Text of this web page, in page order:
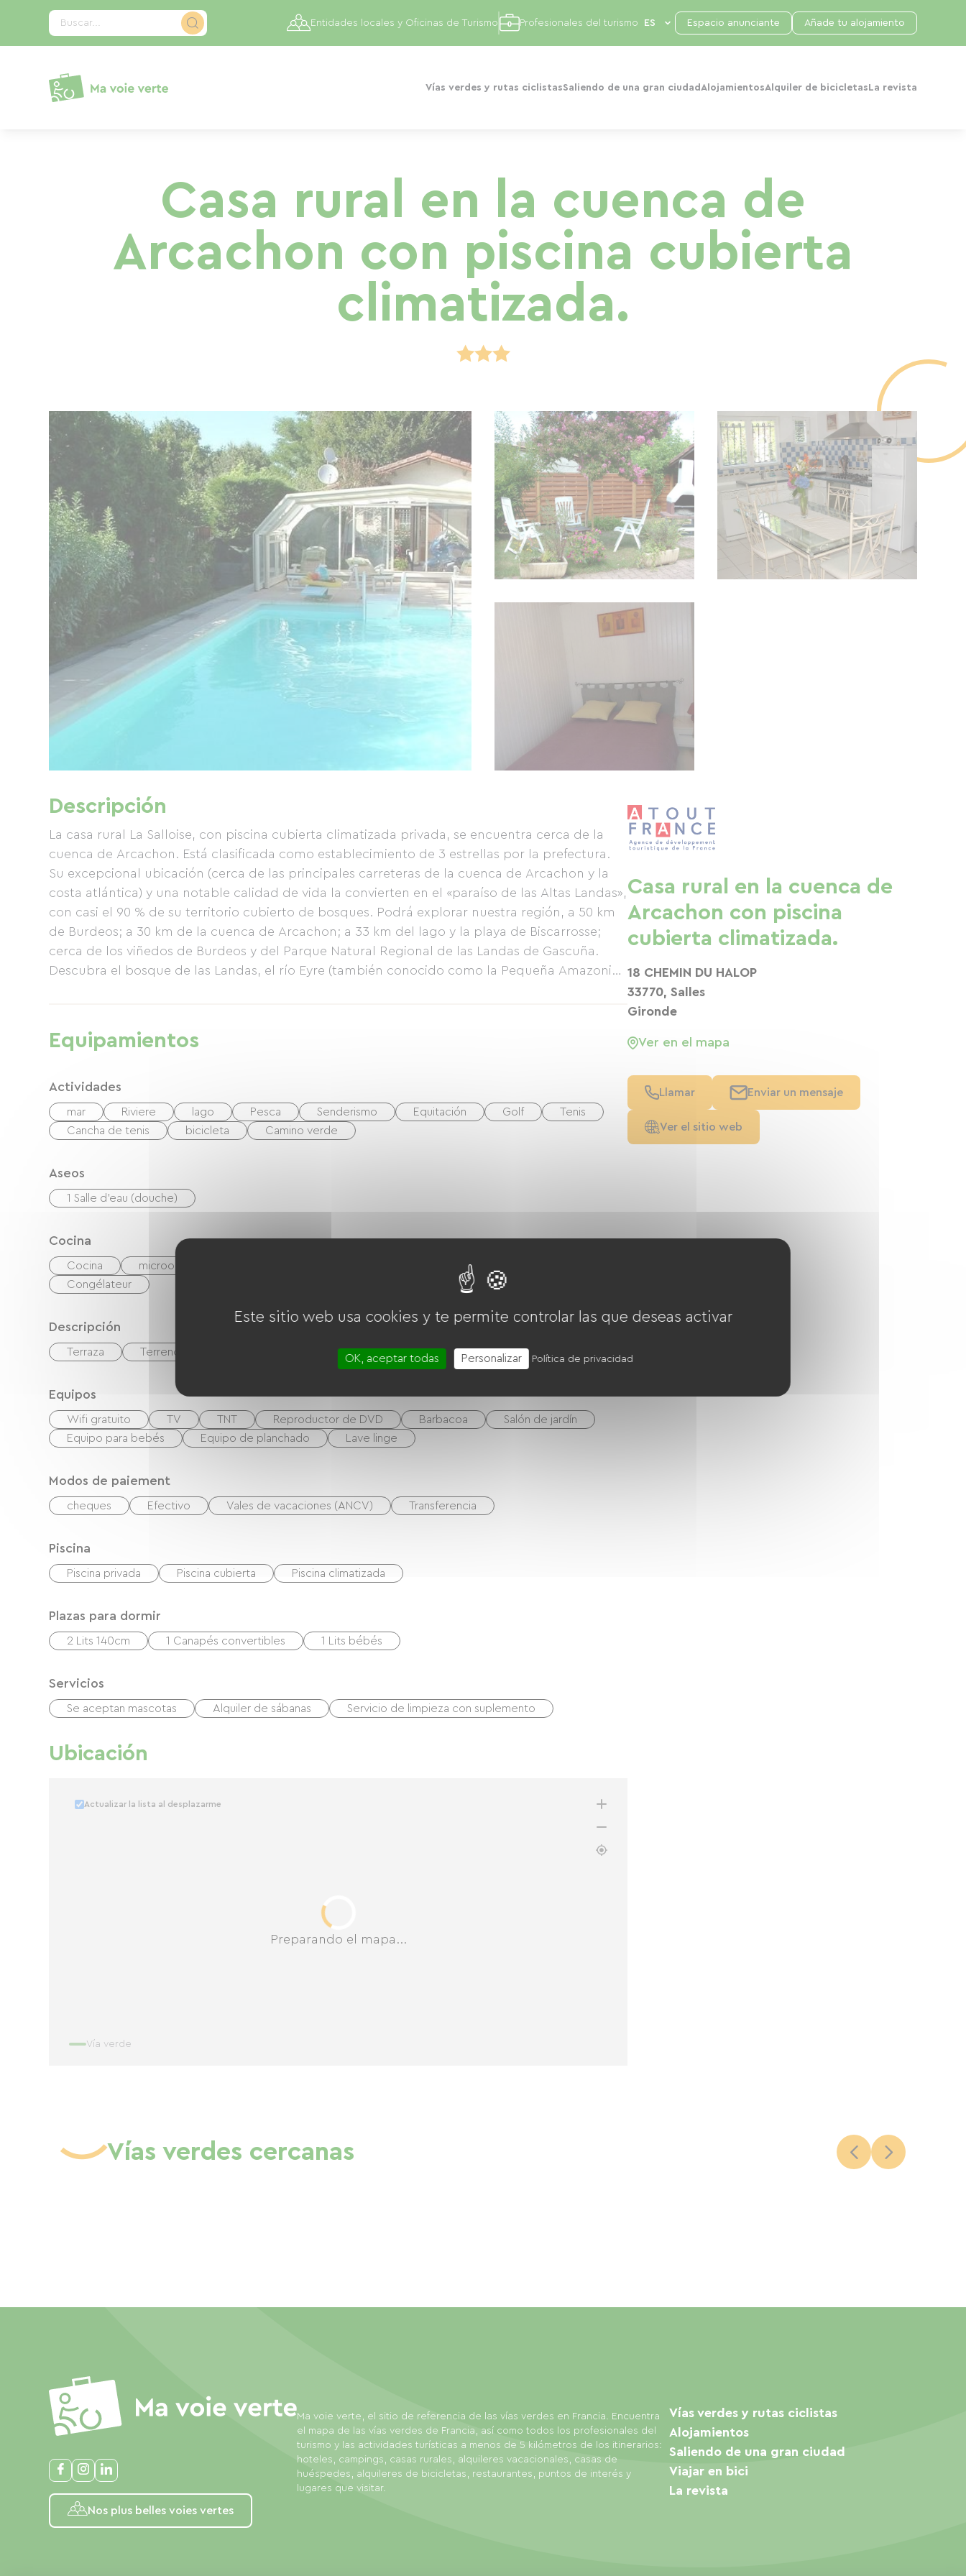
Buscar...
Vías verdes y rutas ciclistasSaliendo de una gran ciudad AlojamientosAlquiler de bicicletas La revista
Entidades locales y Oficinas de Turismo Profesionales del turismo Espacio anunciante Añade tu alojamiento
Casa rural en la cuenca de
Arcachon con piscina cubierta
climatizada.
Descripción
La casa rural La Salloise, con piscina cubierta climatizada privada, se encuentra cerca de la
cuenca de Arcachon. Está clasificada como establecimiento de 3 estrellas por la prefectura.
Su excepcional ubicación (cerca de las principales carreteras de la cuenca de Arcachon y la
costa atlántica) y una notable calidad de vida la convierten en el «paraíso de las Altas Landas»,
con casi el 90 % de su territorio cubierto de bosques. Podrá explorar nuestra región, a 50 km
de Burdeos; a 30 km de la cuenca de Arcachon; a 33 km del lago y la playa de Biscarrosse;
cerca de los viñedos de Burdeos y del Parque Natural Regional de las Landas de Gascuña.
Descubra el bosque de las Landas, el río Eyre (también conocido como la Pequeña Amazonia)
desarrollo del turismo sostenible en colaboración con el Parque Natural Regional de las
Landas de Gascuña. También encontrará muy cerca las playas de arena fina del estuario de la
Equipamientos
Actividades
mar Riviere lago Pesca Senderismo Equitación Golf
Tenis
Cancha de tenis
bicicleta Camino verde
Aseos
1 Salle d'eau (douche)
Cocina
Cocina microonda Frigorífico
Congélateur
Descripción
Terraza Terreno privado cercado Sala de estar / Salón
Equipos
Wifi gratuito TV TNT Reproductor de DVD Barbacoa
Salón de jardín
Equipo para bebés
Equipo de planchado Lave linge
Modos de paiement
cheques Efectivo Vales de vacaciones (ANCV) Transferencia
Piscina
Piscina privada Piscina cubierta Piscina climatizada
Plazas para dormir
2 Lits 140cm 1 Canapés convertibles 1 Lits bébés
Servicios
Se aceptan mascotas Alquiler de sábanas Servicio de limpieza con suplemento
Ubicación
Preparando el mapa...
Actualizar la lista al desplazarme
Vía verde
Casa rural en la cuenca de
Arcachon con piscina
cubierta climatizada.
18 CHEMIN DU HALOP
33770, Salles
Gironde
Ver en el mapa
Llamar Enviar un mensaje
Ver el sitio web
Vías verdes cercanas
Nos plus belles voies vertes
Ma voie verte, el sitio de referencia de las vías verdes en Francia. Encuentra
el mapa de las vías verdes de Francia, así como todos los profesionales del
turismo y las actividades turísticas a menos de 5 kilómetros de los itinerarios:
hoteles, campings, casas rurales, alquileres vacacionales, casas de
huéspedes, alquileres de bicicletas, restaurantes, puntos de interés y
lugares que visitar.
Vías verdes y rutas ciclistas
Alojamientos
Saliendo de una gran ciudad
Viajar en bici
La revista
Panel de gestión de cookies
Este sitio web usa cookies y te permite controlar las que deseas activar
OK, aceptar todas Personalizar Política de privacidad